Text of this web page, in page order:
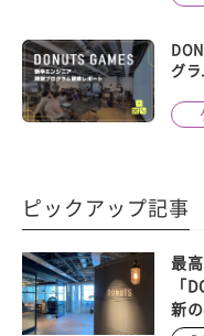
グラ
ピックアップ記事
最
「
新